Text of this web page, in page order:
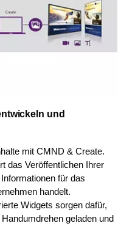
und
mit CMND & Create.
das Veröffentlichen Ihrer
für das
handelt.
Widgets sorgen dafür,
geladen und